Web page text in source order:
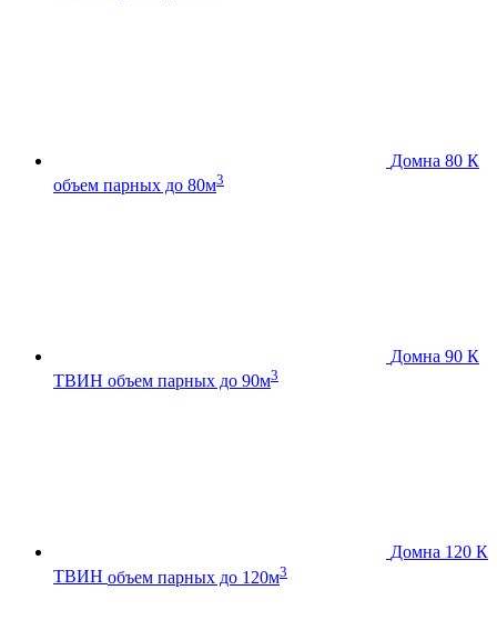
Домна 80 К
объем парных до 80м3
Домна 90 К
ТВИН объем парных до 90м3
Домна 120 К
ТВИН объем парных до 120м3